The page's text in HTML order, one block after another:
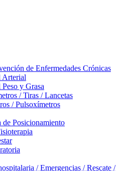
de Enfermedades Crónicas
Arterial
y Grasa
/ Tiras / Lancetas
/ Pulsoxímetros
de Posicionamiento
/ Emergencias / Rescate /